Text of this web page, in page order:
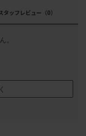
タッフレビュー （0）
。